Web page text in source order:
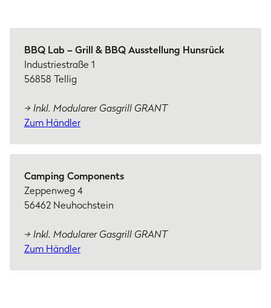
BBQ Lab – Grill & BBQ Ausstellung Hunsrück
Industriestraße 1
56858 Tellig
→ Inkl. Modularer Gasgrill GRANT
Zum Händler
Camping Components
Zeppenweg 4
56462 Neuhochstein
→ Inkl. Modularer Gasgrill GRANT
Zum Händler